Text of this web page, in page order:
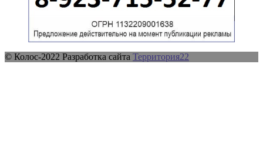
© Колос-2022 Разработка сайта Территория22